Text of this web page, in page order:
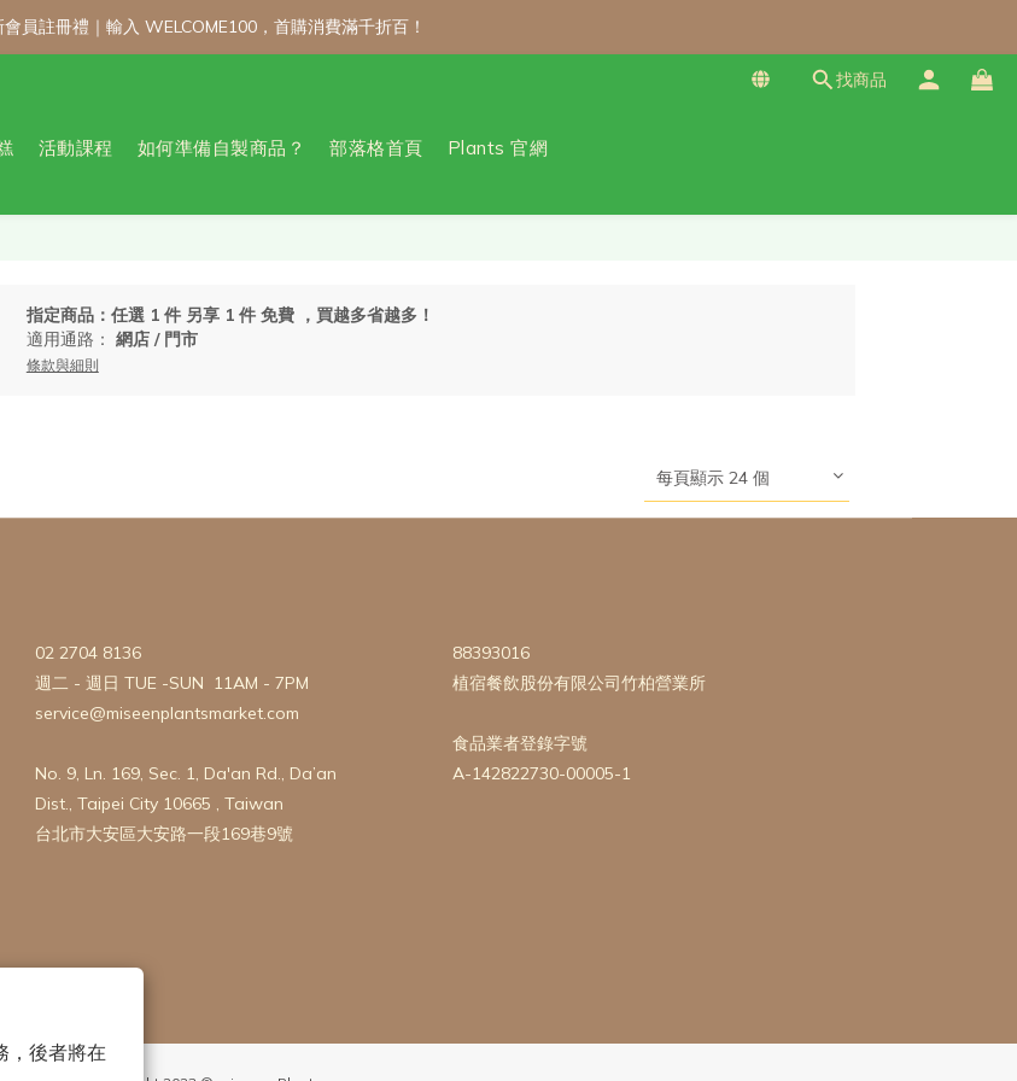
，後者將在
會員註冊禮｜輸入 WELCOME100，首購消費滿千折百！
會員註冊禮｜輸入 WELCOME100，首購消費滿千折百！
額享 9 折優惠！！把握會員日官網下單：自製無麩麵包、餅乾甜點、冷凍料理包通通享優惠！
找商品
活動課程 如何準備自製商品？ 部落格首頁 Plants 官網
指定商品：任選 1 件 另享 1 件 免費 ，買越多省越多！
適用通路： 網店 / 門市
條款與細則
每頁顯示 24 個
02 2704 8136
週二 - 週日 TUE -SUN 11AM - 7PM
service@miseenplantsmarket.com
No. 9, Ln. 169, Sec. 1, Da'an Rd., Da’an
Dist., Taipei City 10665 , Taiwan
台北市大安區大安路一段169巷9號
88393016
植宿餐飲股份有限公司竹柏營業所
食品業者登錄字號
A-142822730-00005-1